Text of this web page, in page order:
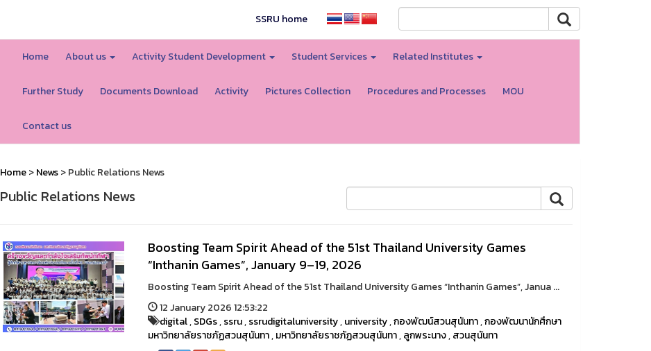
SSRU home
Home About us Activity Student Development Student Services Related Institutes
Further Study Documents Download Activity Pictures Collection Procedures and Processes MOU
Contact us
Home>News> Public Relations News
Public Relations News
Boosting Team Spirit Ahead of the 51st Thailand University Games
“Inthanin Games”, January 9–19, 2026
Boosting Team Spirit Ahead of the 51st Thailand University Games “Inthanin Games”, Janua ...
12 January 2026 12:53:22
digital,SDGs,ssru,ssrudigitaluniversity,university,กองพัฒน์สวนสุนันทา,กองพัฒนานักศึกษา
มหาวิทยาลัยราชภัฏสวนสุนันทา,มหาวิทยาลัยราชภัฏสวนสุนันทา,ลูกพระนาง,สวนสุนันทา